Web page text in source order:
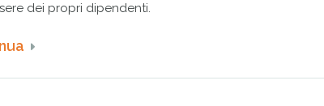
dei propri dipendenti.